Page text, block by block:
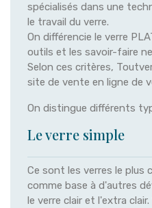
spécialisés dans une
le travail du verre.
On différencie le verre
outils et les savoir-faire
Selon ces critères,
site de vente en ligne de
On distingue différents
Le verre simple
Ce sont les verres le plus
comme base à d'autres
le verre clair et l'extra